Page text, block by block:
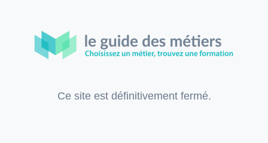
Ce site est définitivement fermé.